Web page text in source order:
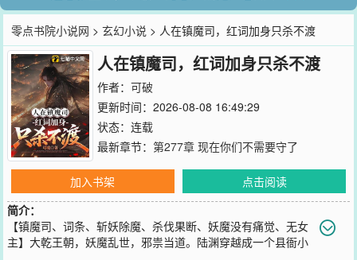
零点书院小说网 >玄幻小说 > 人在镇魔司，红词加身只杀不渡
人在镇魔司，红词加身只杀不渡
作者： 可破
更新时间：2026-08-08 16:49:29
状态：连载
最新章节： 第277章 现在你们不需要守了
加入书架
点击阅读
简介：
【镇魔司、词条、斩妖除魔、杀伐果断、妖魔没有痛觉、无女
主】大乾王朝，妖魔乱世，邪祟当道。陆渊穿越成一个县衙小